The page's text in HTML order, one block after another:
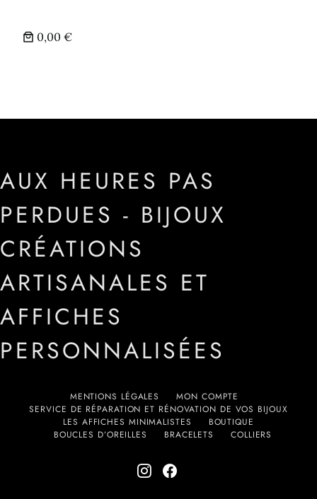
0,00 €
AUX HEURES PAS
PERDUES - BIJOUX
CRÉATIONS
ARTISANALES ET
AFFICHES
PERSONNALISÉES
MENTIONS LÉGALES
MON COMPTE
SERVICE DE RÉPARATION ET RÉNOVATION DE VOS BIJOUX
LES AFFICHES MINIMALISTES
BOUTIQUE
BOUCLES D’OREILLES
BRACELETS COLLIERS